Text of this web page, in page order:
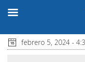
febrero 5, 2024 -